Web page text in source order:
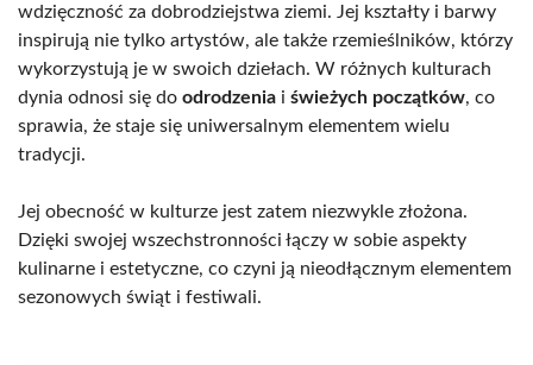
wdzięczność za dobrodziejstwa ziemi. Jej kształty i barwy
inspirują nie tylko artystów, ale także rzemieślników, którzy
wykorzystują je w swoich dziełach. W różnych kulturach
dynia odnosi się do odrodzenia i świeżych początków, co
sprawia, że staje się uniwersalnym elementem wielu
tradycji.
Jej obecność w kulturze jest zatem niezwykle złożona.
Dzięki swojej wszechstronności łączy w sobie aspekty
kulinarne i estetyczne, co czyni ją nieodłącznym elementem
sezonowych świąt i festiwali.